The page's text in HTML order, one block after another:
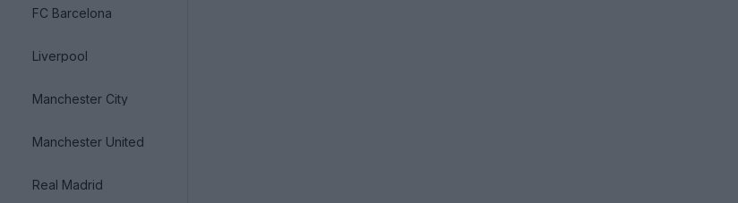
FC Barcelona
Liverpool
Manchester City
Manchester United
Real Madrid